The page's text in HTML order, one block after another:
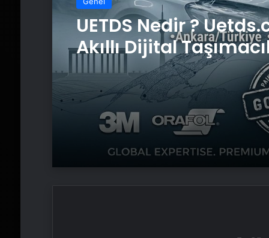
Genel
UETDS Nedir ?
Akıllı Dijital
Yazılımı
Genel
Yeni Dünya
Çağında Türk Dış
ve Hakan Fidan